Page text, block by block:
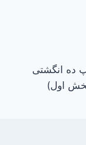
ده انگشتی
اول)